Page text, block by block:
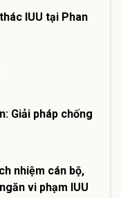
IUU tại Phan
Giải pháp chống
nhiệm cán bộ,
vi phạm IUU